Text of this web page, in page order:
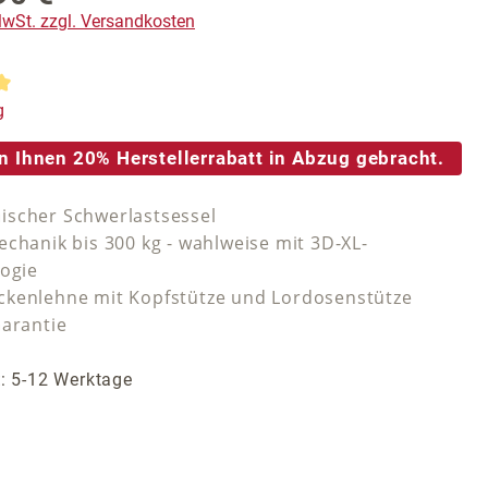
zzgl. Versandkosten
Bewertung von 5 von 5 Sternen
Ihnen 20% Herstellerrabatt in Abzug gebracht.
Schwerlastsessel
bis 300 kg - wahlweise mit 3D-XL-
mit Kopfstütze und Lordosenstütze
5-12 Werktage